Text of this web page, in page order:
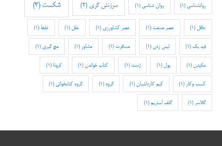
روانشناسی (1) روان شناسی (1) سرزنش گری (2) شکست (3)
عاقل (1) عصر صنعت (1) عصر کشاورزی (1) عقل (1) غلط (1)
فید بک(1) لیس زدن (1) مسافرت (1) مشاور (1) مچ گیری (1)
مکیدن (1) پول (1) ژست (1) کتاب خواندن (1) کرونا (1)
کسب وکار (1) کیم کارداشیان (1) گروه (1) گروه کتابخوانی (1)
گلاسر (1) گلف استریم (1)